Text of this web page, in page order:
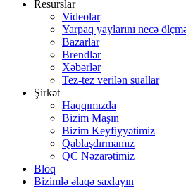
Resurslar
Videolar
Yarpaq yaylarını necə
Bazarlar
Brendlər
Xəbərlər
Tez-tez verilən suallar
Şirkət
Haqqımızda
Bizim Maşın
Bizim Keyfiyyətimiz
Qablaşdırmamız
QC Nəzarətimiz
Bloq
Bizimlə əlaqə saxlayın